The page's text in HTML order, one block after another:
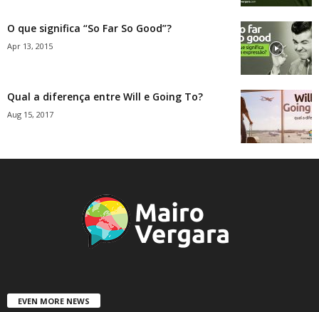
O que significa “So Far So Good”?
Apr 13, 2015
Qual a diferença entre Will e Going To?
Aug 15, 2017
EVEN MORE NEWS